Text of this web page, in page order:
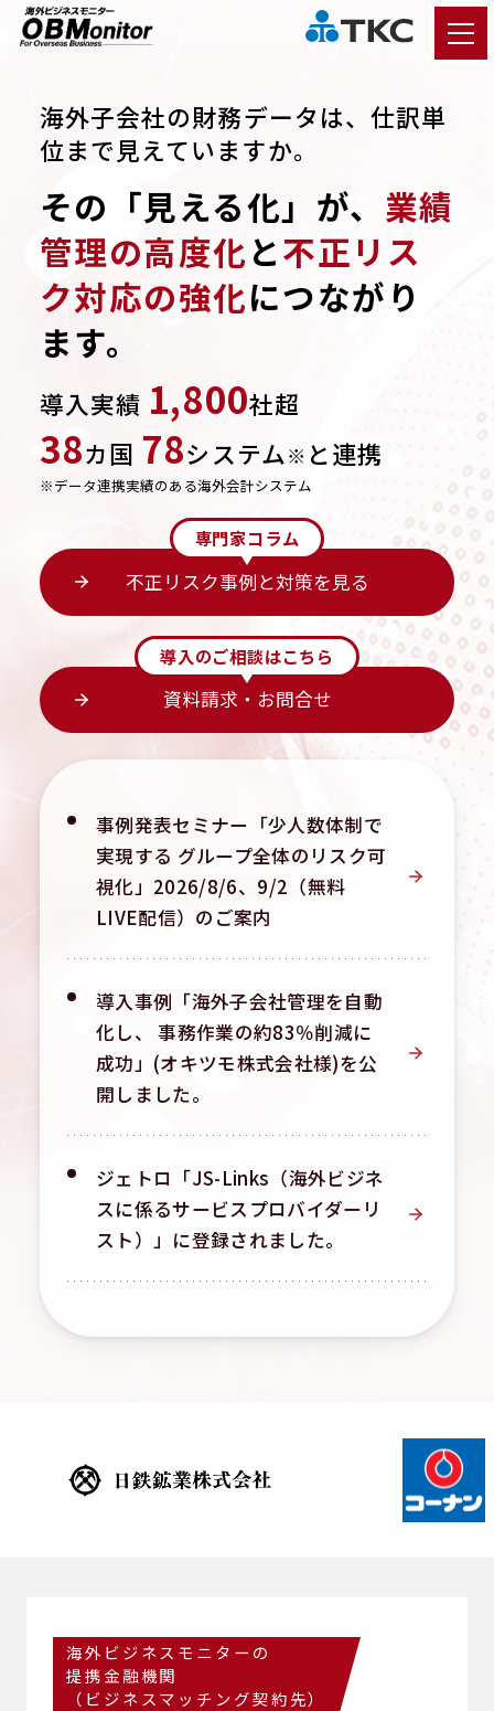
海外子会社の財務データは、仕訳単
位まで見えていますか。
その「見える化」が、 業績
管理の高度化と不正リス
ク対応の強化につながり
ます。
導入実績 1,800社超
38カ国 78システム ※ と連携
※データ連携実績のある海外会計システム
専門家コラム
不正リスク事例と対策を見る
導入のご相談はこちら
資料請求・お問合せ
事例発表セミナー「少人数体制で
実現する グループ全体のリスク可
視化」 2026/8/6、9/2（無料
LIVE配信）のご案内
導入事例「海外子会社管理を自動
化し、 事務作業の約83％削減に
成功」(オキツモ株式会社様)を公
開しました。
ジェトロ「JS-Links（海外ビジネ
スに係るサービスプロバイダーリ
スト）」に登録されました。
海外ビジネスモニターの
提携金融機関
（ビジネスマッチング契約先）